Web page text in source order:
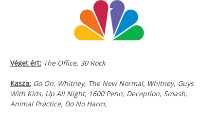
Véget ért: The Office, 30 Rock
Kasza: Go On, Whitney, The New Normal, Whitney, Guys
With Kids, Up All Night, 1600 Penn, Deception, Smash,
Animal Practice, Do No Harm,